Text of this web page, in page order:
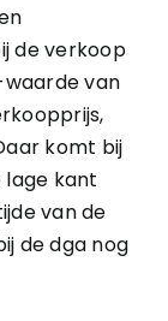
de verkoop
waarde van
komt bij
lage kant
van de
de dga nog